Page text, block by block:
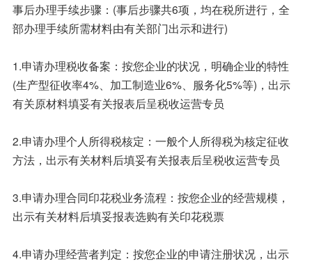
事后办理手续步骤：(事后步骤共6项，均在税所进行，全
部办理手续所需材料由有关部门出示和进行)
1.申请办理税收备案：按您企业的状况，明确企业的特性
(生产型征收率4%、加工制造业6%、服务化5%等)，出示
有关原材料填妥有关报表后呈税收运营专员
2.申请办理个人所得税核定：一般个人所得税为核定征收
方法，出示有关材料后填妥有关报表后呈税收运营专员
3.申请办理合同印花税业务流程：按您企业的经营规模，
出示有关材料后填妥报表选购有关印花税票
4.申请办理经营者判定：按您企业的申请注册状况，出示